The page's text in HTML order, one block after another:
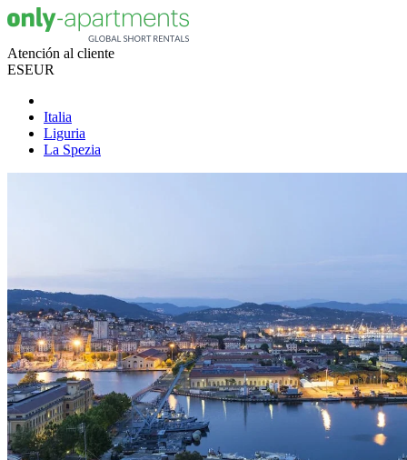
Atención al cliente
ESEUR
Italia
Liguria
La Spezia